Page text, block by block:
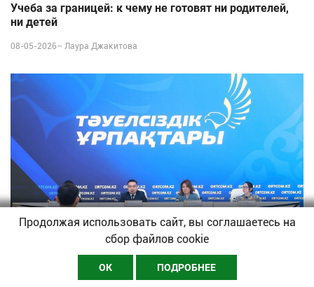
Учеба за границей: к чему не готовят ни родителей,
ни детей
08-05-2026– Лаура Джакитова
Продолжая использовать сайт, вы соглашаетесь на
сбор файлов cookie
ОК ПОДРОБНЕЕ